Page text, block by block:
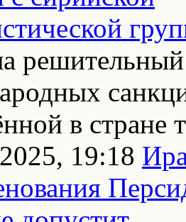
в стране
19:18